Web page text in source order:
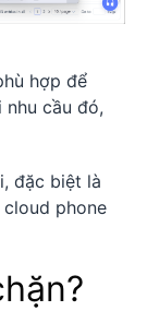
hợp để
cầu đó,
đặc biệt là
phone